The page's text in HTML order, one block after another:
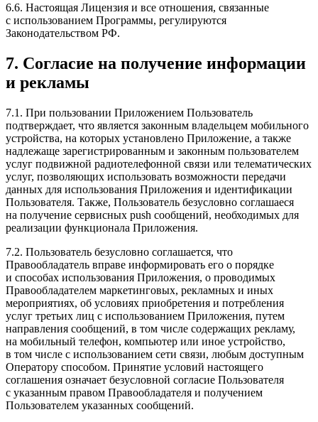
6.6. Настоящая Лицензия и все отношения, связанные
с использованием Программы, регулируются
Законодательством РФ.
7. Согласие на получение информации
и рекламы
7.1. При пользовании Приложением Пользователь
подтверждает, что является законным владельцем мобильного
устройства, на которых установлено Приложение, а также
надлежаще зарегистрированным и законным пользователем
услуг подвижной радиотелефонной связи или телематических
услуг, позволяющих использовать возможности передачи
данных для использования Приложения и идентификации
Пользователя. Также, Пользователь безусловно соглашаеся
на получение сервисных push сообщений, необходимых для
реализации функционала Приложения.
7.2. Пользователь безусловно соглашается, что
Правообладатель вправе информировать его о порядке
и способах использования Приложения, о проводимых
Правообладателем маркетинговых, рекламных и иных
мероприятиях, об условиях приобретения и потребления
услуг третьих лиц с использованием Приложения, путем
направления сообщений, в том числе содержащих рекламу,
на мобильный телефон, компьютер или иное устройство,
в том числе с использованием сети связи, любым доступным
Оператору способом. Принятие условий настоящего
соглашения означает безусловной согласие Пользователя
с указанным правом Правообладателя и получением
Пользователем указанных сообщений.